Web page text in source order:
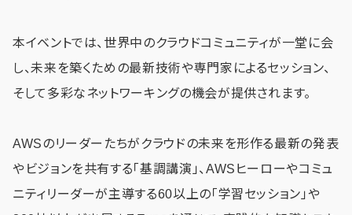
本イベントでは、世界中のクラウドコミュニティが一堂に会
し、未来を築くための最新技術や専門家によるセッション、
そして多彩なネットワーキングの機会が提供されます。
AWSのリーダーたちがクラウドの未来を形作る最新の発表
やビジョンを共有する「基調講演」、AWSヒーローやコミュ
ニティリーダーが主導する60以上の「学習セッション」や